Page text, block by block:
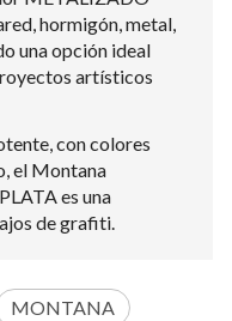
hormigón, metal,
una opción ideal
artísticos
con colores
el Montana
es una
de grafiti.
MONTANA